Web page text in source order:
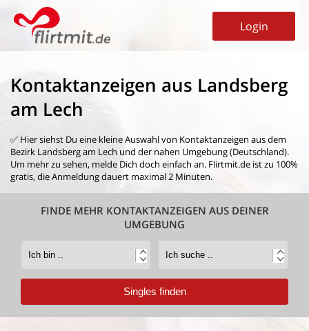
Login
Kontaktanzeigen aus Landsberg
am Lech
✅ Hier siehst Du eine kleine Auswahl von Kontaktanzeigen aus dem
Bezirk Landsberg am Lech und der nahen Umgebung (Deutschland).
Um mehr zu sehen, melde Dich doch einfach an. Flirtmit.de ist zu 100%
gratis, die Anmeldung dauert maximal 2 Minuten.
FINDE MEHR KONTAKTANZEIGEN AUS DEINER
UMGEBUNG